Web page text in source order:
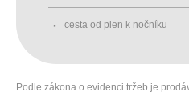
cesta od plen k nočníku
Podle zákona o evidenci tržeb je